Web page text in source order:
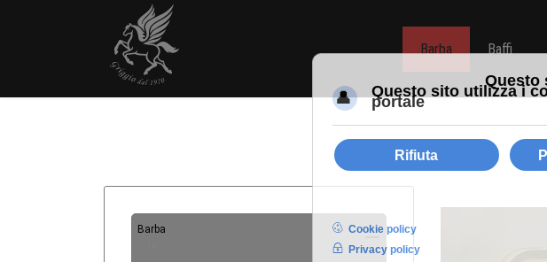
Barba Baffi
Barba